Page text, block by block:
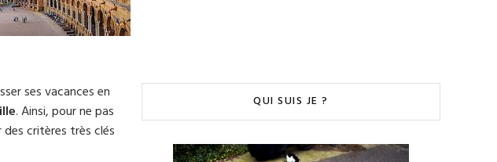
ses vacances en
. Ainsi, pour ne pas
critères très clés
QUI SUIS JE ?